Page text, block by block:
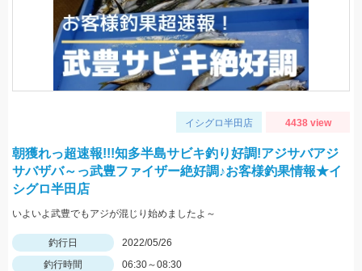
イシグロ半田店 4438 view
朝獲れっ超速報!!!知多半島サビキ釣り好調!アジサバアジ
サバザバ～っ武豊ファイザー絶好調♪お客様釣果情報★イ
シグロ半田店
いよいよ武豊でもアジが混じり始めましたよ～
釣行日
2022/05/26
釣行時間
06:30～08:30